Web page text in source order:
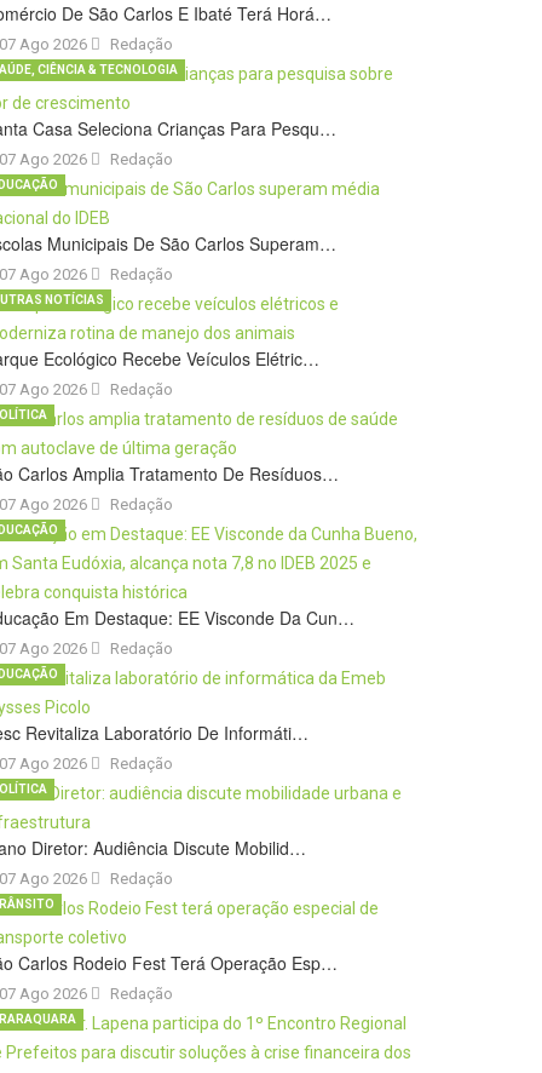
De São Carlos E Ibaté Terá Horá…
07 Ago 2026 Redação
Casa Seleciona Crianças Para Pesqu…
07 Ago 2026
CIÊNCIA & TECNOLOGIA
Redação
Municipais De São Carlos Superam…
07 Ago 2026 Redação
Ecológico Recebe Veículos Elétric…
07 Ago 2026
NOTÍCIAS
Redação
Carlos Amplia Tratamento De Resíduos…
07 Ago 2026 Redação
Em Destaque: EE Visconde Da Cun…
07 Ago 2026 Redação
Revitaliza Laboratório De Informáti…
07 Ago 2026 Redação
Diretor: Audiência Discute Mobilid…
07 Ago 2026 Redação
Carlos Rodeio Fest Terá Operação Esp…
07 Ago 2026 Redação